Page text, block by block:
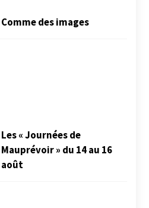
Comme des images
Les « Journées de
Mauprévoir » du 14 au 16
août